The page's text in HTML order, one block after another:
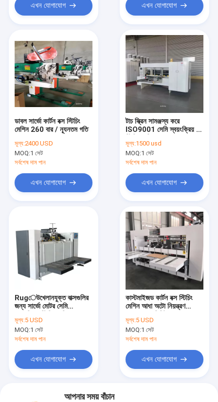
এখন যোগাযোগ এখন যোগাযোগ
ডাবল সার্ভো কার্টন বক্স স্টিচিং
মেশিন 260 বার / ন্যূনতম গতি
মূল্য:2400 USD
MOQ:1 সেট
সর্বশেষ দাম পান
এখন যোগাযোগ
টাচ স্ক্রিন সামঞ্জস্য করে
ISO9001 সেমি স্বয়ংক্রিয় বক্স
মূল্য:1500 usd
MOQ:1 সেট
সর্বশেষ দাম পান
এখন যোগাযোগ
Rugেউখেলানযুক্ত বাক্সগুলির
জন্য সার্ভো মোটর সেমি
মূল্য:5 USD
MOQ:1 সেট
সর্বশেষ দাম পান
এখন যোগাযোগ
কাস্টমাইজড কার্টন বক্স স্টিচিং
মেশিন আধা অটো নিয়ন্ত্রণ
মূল্য:5 USD
MOQ:1 সেট
সর্বশেষ দাম পান
এখন যোগাযোগ
আপনার সময় বাঁচান